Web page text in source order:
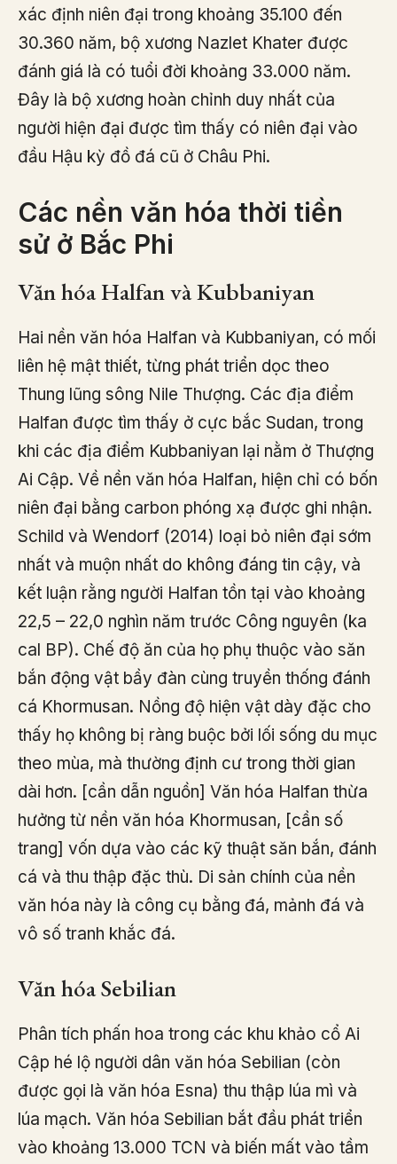
xác định niên đại trong khoảng 35.100 đến
30.360 năm, bộ xương Nazlet Khater được
đánh giá là có tuổi đời khoảng 33.000 năm.
Đây là bộ xương hoàn chỉnh duy nhất của
người hiện đại được tìm thấy có niên đại vào
đầu Hậu kỳ đồ đá cũ ở Châu Phi.
Các nền văn hóa thời tiền
sử ở Bắc Phi
Văn hóa Halfan và Kubbaniyan
Hai nền văn hóa Halfan và Kubbaniyan, có mối
liên hệ mật thiết, từng phát triển dọc theo
Thung lũng sông Nile Thượng. Các địa điểm
Halfan được tìm thấy ở cực bắc Sudan, trong
khi các địa điểm Kubbaniyan lại nằm ở Thượng
Ai Cập. Về nền văn hóa Halfan, hiện chỉ có bốn
niên đại bằng carbon phóng xạ được ghi nhận.
Schild và Wendorf (2014) loại bỏ niên đại sớm
nhất và muộn nhất do không đáng tin cậy, và
kết luận rằng người Halfan tồn tại vào khoảng
22,5 – 22,0 nghìn năm trước Công nguyên (ka
cal BP). Chế độ ăn của họ phụ thuộc vào săn
bắn động vật bầy đàn cùng truyền thống đánh
cá Khormusan. Nồng độ hiện vật dày đặc cho
thấy họ không bị ràng buộc bởi lối sống du mục
theo mùa, mà thường định cư trong thời gian
dài hơn. [cần dẫn nguồn] Văn hóa Halfan thừa
hưởng từ nền văn hóa Khormusan, [cần số
trang] vốn dựa vào các kỹ thuật săn bắn, đánh
cá và thu thập đặc thù. Di sản chính của nền
văn hóa này là công cụ bằng đá, mảnh đá và
vô số tranh khắc đá.
Văn hóa Sebilian
Phân tích phấn hoa trong các khu khảo cổ Ai
Cập hé lộ người dân văn hóa Sebilian (còn
được gọi là văn hóa Esna) thu thập lúa mì và
lúa mạch. Văn hóa Sebilian bắt đầu phát triển
vào khoảng 13.000 TCN và biến mất vào tầm